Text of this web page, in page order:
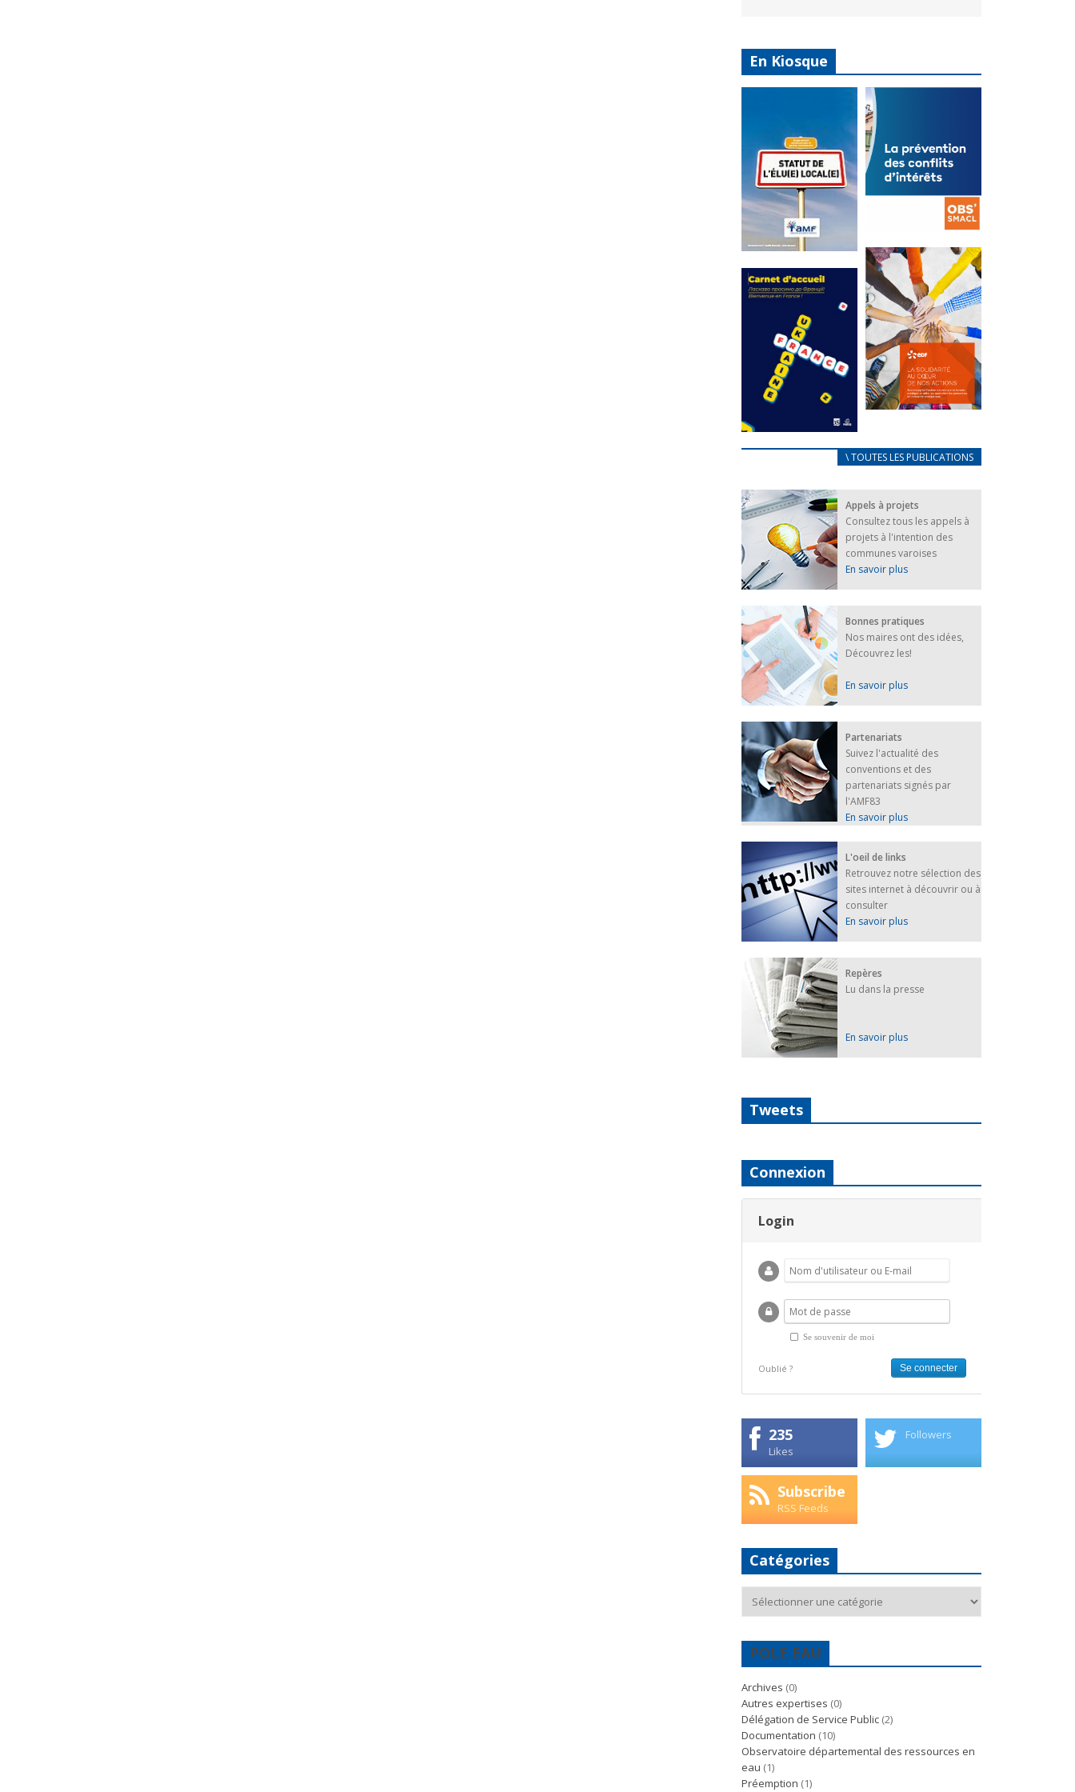
En Kiosque
Statut de
l’élu local
Mise à jour avril
2024
FEUILLETER
La
prévention
des conflits
d’intérêts
18 septembre 2023
FEUILLETER
au coeur de
nos actions
FEUILLETER
FRANÇAIS/UKRAINIEN
25 avril 2022
Afin
d’accompagner
au mieux les
réfugiés
ukrainiens arrivés
en France,...
FEUILLETER
\ TOUTES LES PUBLICATIONS
Appels à projets
Consultez tous les appels à
projets à l'intention des
communes varoises
En savoir plus
Bonnes pratiques
Nos maires ont des idées,
Découvrez les!
En savoir plus
Partenariats
Suivez l'actualité des
conventions et des
partenariats signés par
l'AMF83
En savoir plus
L'oeil de links
Retrouvez notre sélection des
sites internet à découvrir ou à
consulter
En savoir plus
Repères
Lu dans la presse
En savoir plus
Tweets
Connexion
Login
Se souvenir de moi
Oublié ?
235
Likes
Followers
Subscribe
RSS Feeds
Catégories
POLE EAU
Archives (0)
Autres expertises (0)
Délégation de Service Public (2)
Documentation (10)
Observatoire départemental des ressources en
eau (1)
Préemption (1)